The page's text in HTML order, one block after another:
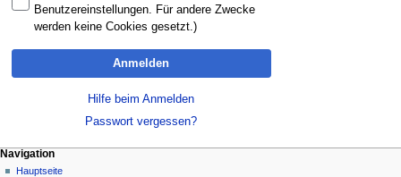
Benutzereinstellungen. Für andere Zwecke
werden keine Cookies gesetzt.)
Anmelden
Hilfe beim Anmelden
Passwort vergessen?
Navigation
Hauptseite